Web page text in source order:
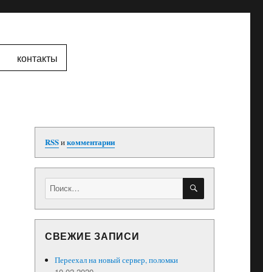
контакты
RSSикомментарии
Искать: ПОИСК
СВЕЖИЕ ЗАПИСИ
Переехал на новый сервер, поломки